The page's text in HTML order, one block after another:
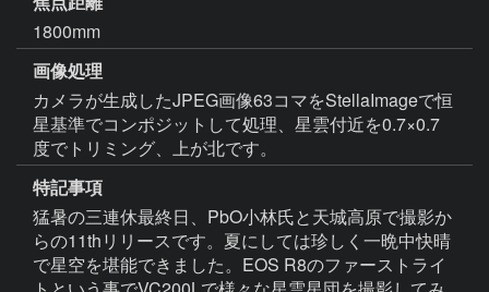
1800mm
画像処理
カメラが生成したJPEG画像63コマをStellaImageで恒
星基準でコンポジットして処理、星雲付近を0.7×0.7
度でトリミング、上が北です。
特記事項
猛暑の三連休最終日、PbO小林氏と天城高原で撮影か
らの11thリリースです。夏にしては珍しく一晩中快晴
で星空を堪能できました。EOS R8のファーストライ